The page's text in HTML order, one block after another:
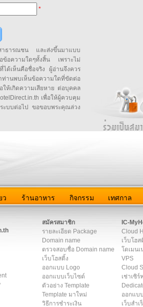
*
าธารณชน และส่งขึ้นมาแบบ
อความใดๆทั้งสิ้น เพราะไม่
ได้เห็นคือชื่อจริง ผู้อ่านจึงควร
พบเห็นข้อความใดที่ขัดต่อ
ให้เกิดความเสียหาย ต่อบุคคล
เพื่อให้ผู้ควบคุม
ะบบต่อไป ขอขอบพระคุณล่วง
ว ร้านอาหาร กิจกรรม เทศกาล
สมัครสมาชิก
รายละเอียด Package
Domain name
ตรวจสอบชื่อ Domain name
เว็บโฮสติ้ง
ออกแบบ Logo
ออกแบบเว็บไซต์
ตัวอย่าง Template
Template มาใหม่
วิธีการชำระเงิน
IC-
Cloud
เว็บโฮส
โดเมนเ
VPS
Cloud
เช่าเซิร์
ออกแบ
เว็บสำเ